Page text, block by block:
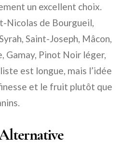
un excellent choix.
Nicolas de Bourgueil,
Saint-Joseph, Mâcon,
Gamay, Pinot Noir léger,
est longue, mais l’idée
et le fruit plutôt que